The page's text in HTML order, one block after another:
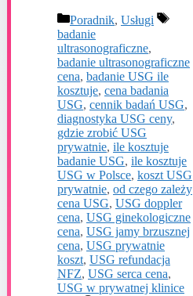
Kategorie
Poradnik, Usługi
Tagi
badanie
ultrasonograficzne,
badanie ultrasonograficzne
cena, badanie USG ile
kosztuje, cena badania
USG, cennik badań USG,
diagnostyka USG ceny,
gdzie zrobić USG
prywatnie, ile kosztuje
badanie USG, ile kosztuje
USG w Polsce, koszt USG
prywatnie, od czego zależy
cena USG, USG doppler
cena, USG ginekologiczne
cena, USG jamy brzusznej
cena, USG prywatnie
koszt, USG refundacja
NFZ, USG serca cena,
USG w prywatnej klinice